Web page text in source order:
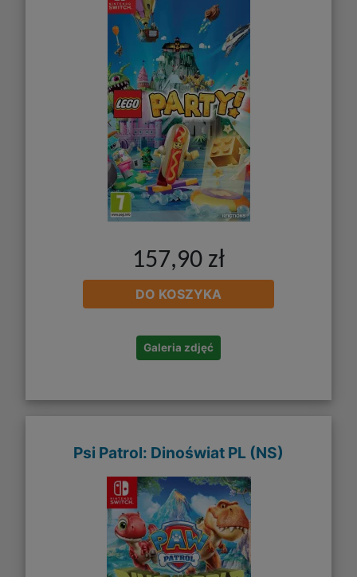
157,90 zł
DO KOSZYKA
Galeria zdjęć
Psi Patrol: Dinoświat PL (NS)